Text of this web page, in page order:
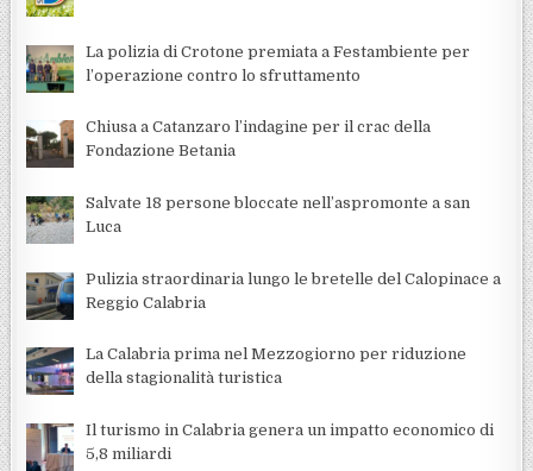
La polizia di Crotone premiata a Festambiente per
l’operazione contro lo sfruttamento
Chiusa a Catanzaro l’indagine per il crac della
Fondazione Betania
Salvate 18 persone bloccate nell’aspromonte a san
Luca
Pulizia straordinaria lungo le bretelle del Calopinace a
Reggio Calabria
La Calabria prima nel Mezzogiorno per riduzione
della stagionalità turistica
Il turismo in Calabria genera un impatto economico di
5,8 miliardi